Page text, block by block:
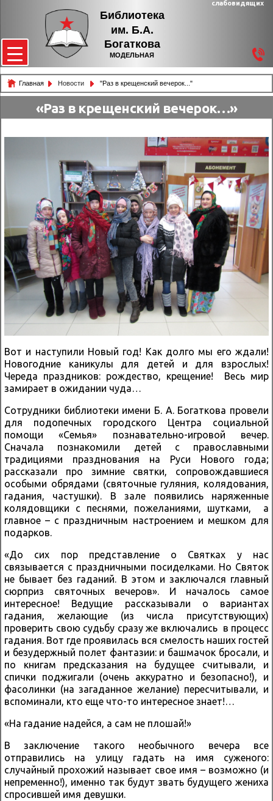
Библиотека
им. Б.А.
Богаткова
МОДЕЛЬНАЯ
слабовидящих
Главная Новости "Раз в крещенский вечерок..."
«Раз в крещенский вечерок…»
Вот и наступили Новый год! Как долго мы его ждали!
Новогодние каникулы для детей и для взрослых!
Череда праздников: рождество, крещение! Весь мир
замирает в ожидании чуда…
Сотрудники библиотеки имени Б. А. Богаткова провели
для подопечных городского Центра социальной
помощи «Семья» познавательно-игровой вечер.
Сначала познакомили детей с православными
традициями празднования на Руси Нового года;
рассказали про зимние святки, сопровождавшиеся
особыми обрядами (святочные гуляния, колядования,
гадания, частушки). В зале появились наряженные
колядовщики с песнями, пожеланиями, шутками, а
главное – с праздничным настроением и мешком для
подарков.
«До сих пор представление о Святках у нас
связывается с праздничными посиделками. Но Святок
не бывает без гаданий. В этом и заключался главный
сюрприз святочных вечеров». И началось самое
интересное! Ведущие рассказывали о вариантах
гадания, желающие (из числа присутствующих)
проверить свою судьбу сразу же включались в процесс
гадания. Вот где проявилась вся смелость наших гостей
и безудержный полет фантазии: и башмачок бросали, и
по книгам предсказания на будущее считывали, и
спички поджигали (очень аккуратно и безопасно!), и
фасолинки (на загаданное желание) пересчитывали, и
вспоминали, кто еще что-то интересное знает!…
«На гадание надейся, а сам не плошай!»
В заключение такого необычного вечера все
отправились на улицу гадать на имя суженого:
случайный прохожий называет свое имя – возможно (и
непременно!), именно так будут звать будущего жениха
спросившей имя девушки.